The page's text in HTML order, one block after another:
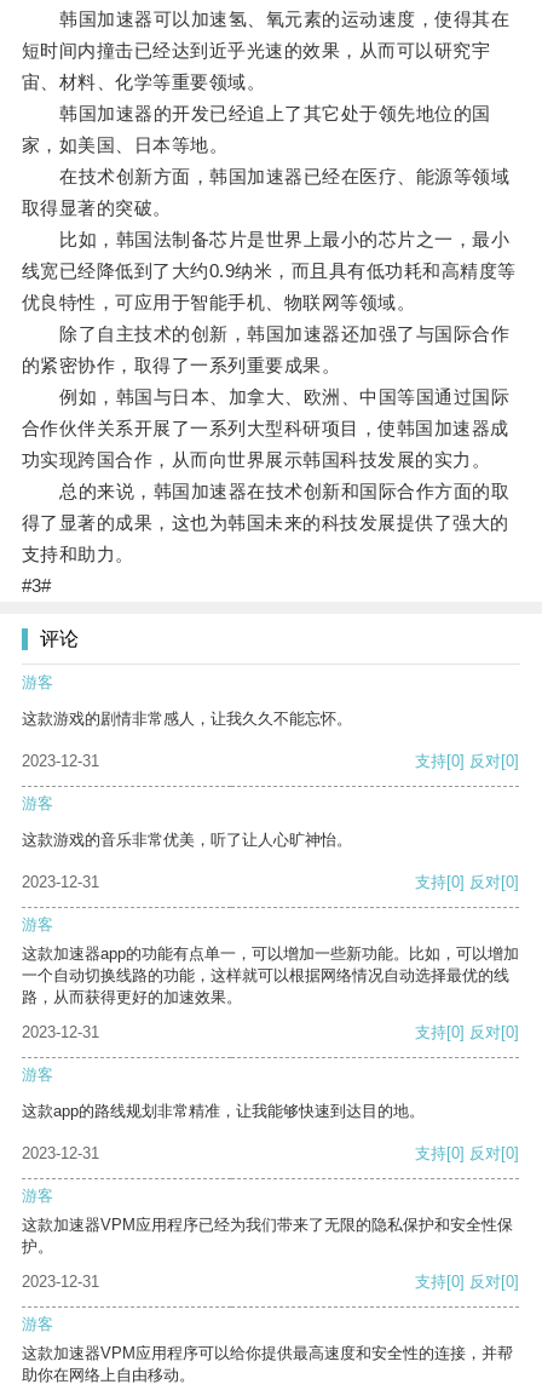
韩国加速器可以加速氢、氧元素的运动速度，使得其在
短时间内撞击已经达到近乎光速的效果，从而可以研究宇
宙、材料、化学等重要领域。
韩国加速器的开发已经追上了其它处于领先地位的国
家，如美国、日本等地。
在技术创新方面，韩国加速器已经在医疗、能源等领域
取得显著的突破。
比如，韩国法制备芯片是世界上最小的芯片之一，最小
线宽已经降低到了大约0.9纳米，而且具有低功耗和高精度等
优良特性，可应用于智能手机、物联网等领域。
除了自主技术的创新，韩国加速器还加强了与国际合作
的紧密协作，取得了一系列重要成果。
例如，韩国与日本、加拿大、欧洲、中国等国通过国际
合作伙伴关系开展了一系列大型科研项目，使韩国加速器成
功实现跨国合作，从而向世界展示韩国科技发展的实力。
总的来说，韩国加速器在技术创新和国际合作方面的取
得了显著的成果，这也为韩国未来的科技发展提供了强大的
支持和助力。
#3#
评论
游客
这款游戏的剧情非常感人，让我久久不能忘怀。
2023-12-31 支持[0] 反对[0]
游客
这款游戏的音乐非常优美，听了让人心旷神怡。
2023-12-31 支持[0] 反对[0]
游客
这款加速器app的功能有点单一，可以增加一些新功能。比如，可以增加
一个自动切换线路的功能，这样就可以根据网络情况自动选择最优的线
路，从而获得更好的加速效果。
2023-12-31
支持[0] 反对[0]
游客
这款app的路线规划非常精准，让我能够快速到达目的地。
2023-12-31 支持[0] 反对[0]
游客
这款加速器VPM应用程序已经为我们带来了无限的隐私保护和安全性保
护。
2023-12-31
支持[0] 反对[0]
游客
这款加速器VPM应用程序可以给你提供最高速度和安全性的连接，并帮
助你在网络上自由移动。